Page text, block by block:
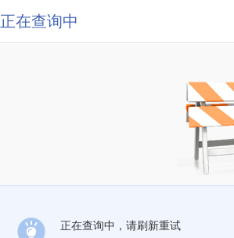
正在查询中
正在查询中，请刷新重试